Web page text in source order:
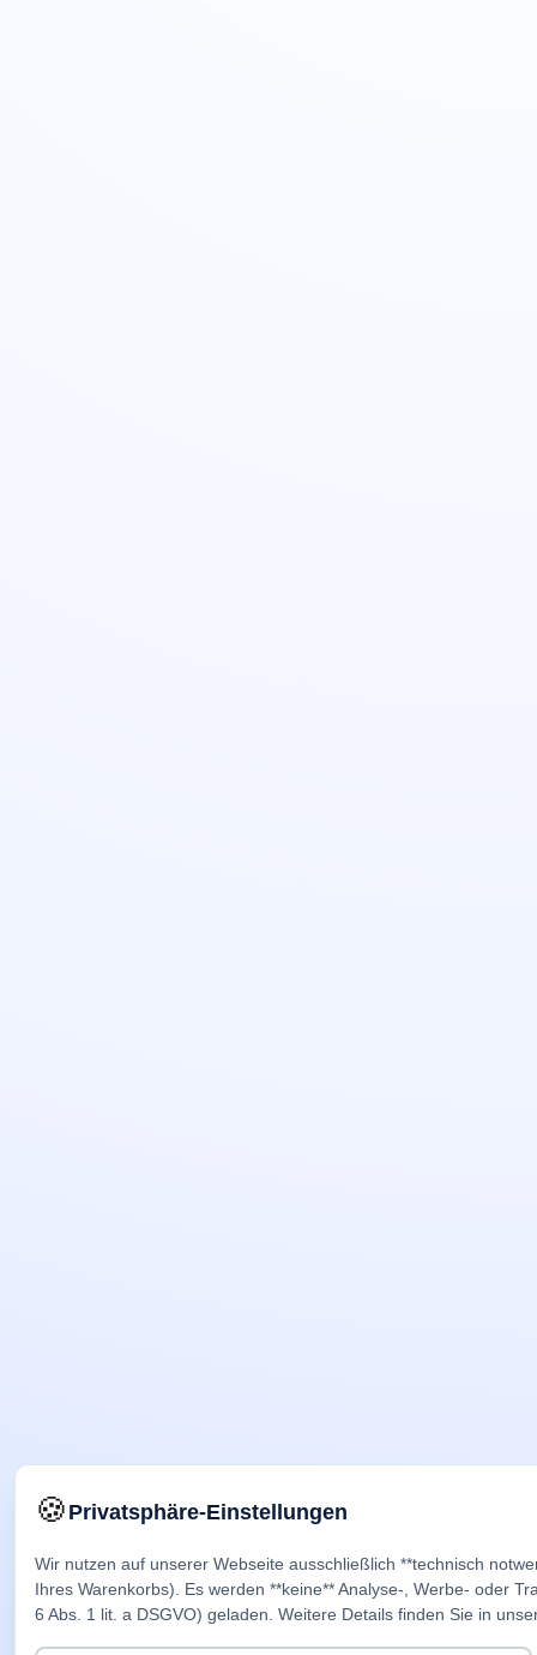
🍪Privatsphäre-Einstellungen
Wir nutzen auf unserer Webseite ausschließlich **technisch
Ihres Warenkorbs). Es werden **keine** Analyse-, Werbe- oder
6 Abs. 1 lit. a DSGVO) geladen. Weitere Details finden Sie in